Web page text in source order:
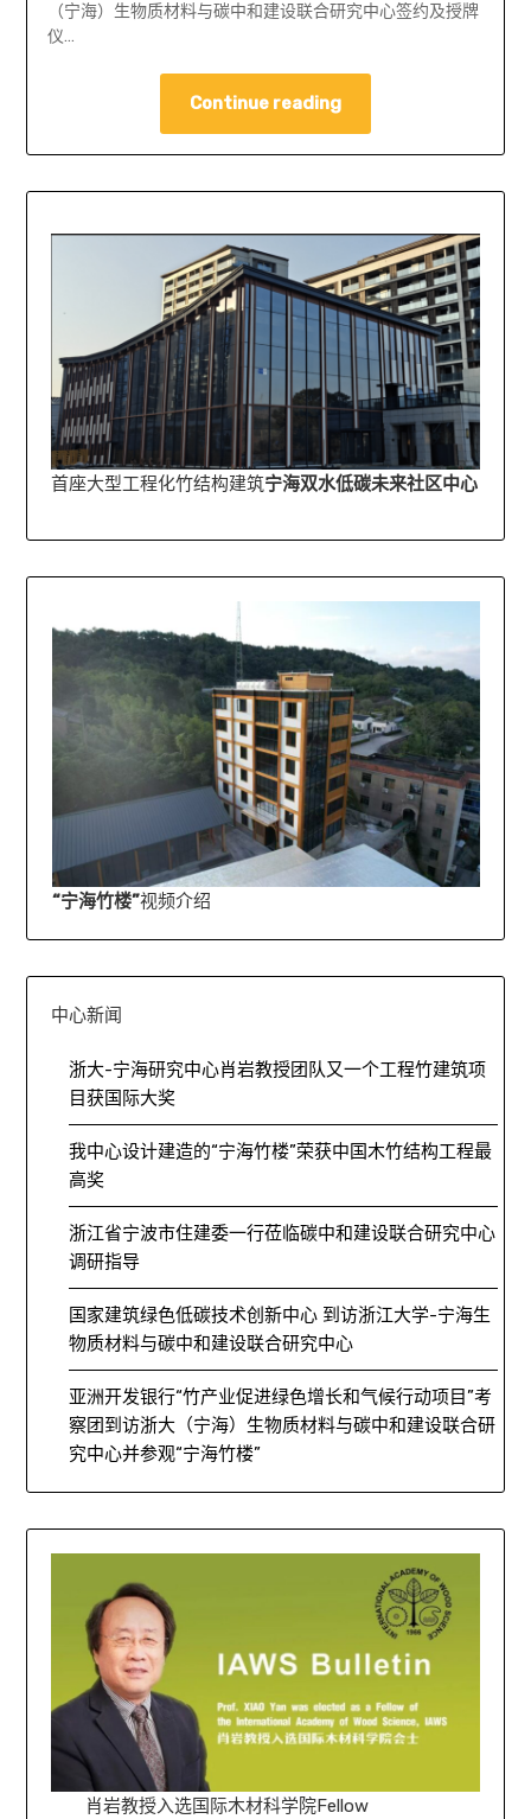
（宁海）生物质材料与碳中和建设联合研究中心签约及授牌
仪…
Continue reading
首座大型工程化竹结构建筑宁海双水低碳未来社区中心
“宁海竹楼”视频介绍
中心新闻
浙大-宁海研究中心肖岩教授团队又一个工程竹建筑项
目获国际大奖
我中心设计建造的“宁海竹楼”荣获中国木竹结构工程最
高奖
浙江省宁波市住建委一行莅临碳中和建设联合研究中心
调研指导
国家建筑绿色低碳技术创新中心 到访浙江大学-宁海生
物质材料与碳中和建设联合研究中心
亚洲开发银行“竹产业促进绿色增长和气候行动项目”考
察团到访浙大（宁海）生物质材料与碳中和建设联合研
究中心并参观“宁海竹楼”
肖岩教授入选国际木材科学院Fellow